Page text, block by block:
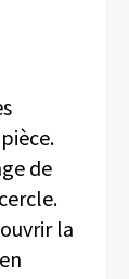
de
la